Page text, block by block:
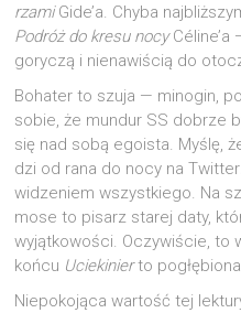
rza­miGide’a. Chy­ba
Podróż do kre­su nocyCéline’a
gory­czą i nie­na­wi­ścią do
Boha­ter to szu­ja — mino­gin,
sobie, że mun­dur SS dobrze
się nad sobą ego­ista. Myślę,
dzi od rana do nocy na
wi­dze­niem wszyst­kie­go. Na
mo­se to pisarz sta­rej daty,
wyjąt­ko­wo­ści. Oczy­wi­ście, to
koń­cu Ucie­ki­nierto
Nie­po­ko­ją­ca war­tość tej